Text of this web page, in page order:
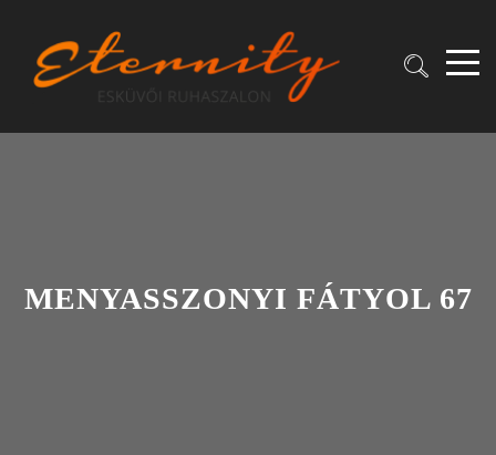
MENYASSZONYI FÁTYOL 67